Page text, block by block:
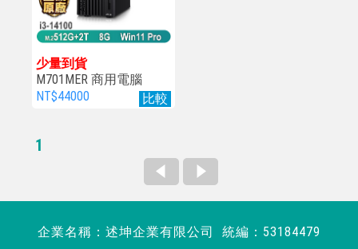
比較
少量到貨
M701MER 商用電腦
NT$44000
1
企業名稱：述坤企業有限公司 統編：53184479